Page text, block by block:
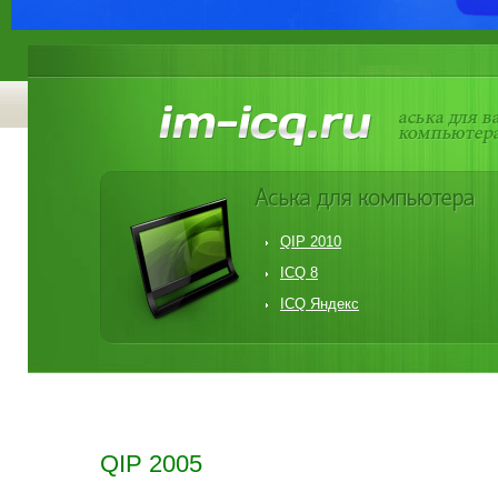
QIP 2010
ICQ 8
ICQ Яндекс
QIP 2005